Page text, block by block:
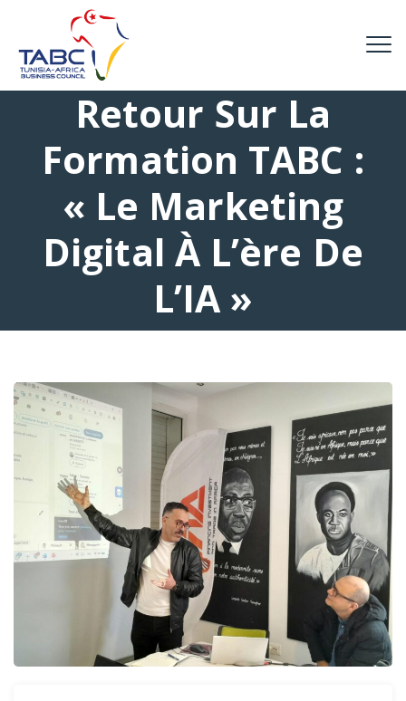
Retour Sur La
Formation TABC :
« Le Marketing
Digital À L’ère De
L’IA »